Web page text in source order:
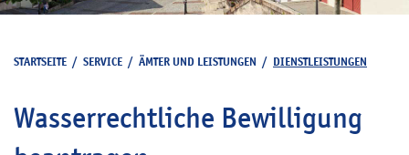
STARTSEITE / SERVICE / ÄMTER UND LEISTUNGEN / DIENSTLEISTUNGEN
Wasserrechtliche Bewilligung